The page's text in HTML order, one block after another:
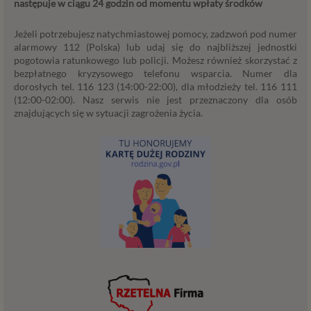
następuje w ciągu 24 godzin od momentu wpłaty środków
Jeżeli potrzebujesz natychmiastowej pomocy, zadzwoń pod numer
alarmowy 112 (Polska) lub udaj się do najbliższej jednostki
pogotowia ratunkowego lub policji. Możesz również skorzystać z
bezpłatnego kryzysowego telefonu wsparcia. Numer dla
dorosłych tel. 116 123 (14:00-22:00), dla młodzieży tel. 116 111
(12:00-02:00). Nasz serwis nie jest przeznaczony dla osób
znajdujących się w sytuacji zagrożenia życia.
podstaw prawnych dla przetwarzania danych, a w
zasady trzy z nich:
Niezbędność przetwarzania do zawarcia lub
wykonania umowy, której jesteś stroną. Umowa to,
w naszym przypadku, regulamin serwisu i
informacje na stronach ofertowych danej usługi.
Jeśli zatem zawieramy z Tobą umowę o realizację
zakresie niezbędnym do realizacji tej umowy. W
przypadku, gdy zakładasz u nas konto, to umowa o
dostarczenie tego konta upoważnia nas do
przetwarzania danych niezbędnych do jego
zapewnienia (np. danych podanych przez Ciebie w
profilu tego konta). Bez tej możliwości nie bylibyśmy
w stanie zapewnić Ci usługi, a Ty nie mógłbyś z niej
Niezbędność przetwarzania do celów wynikających
z prawnie uzasadnionych interesów realizowanych
przez administratora lub przez stronę trzecią. Ta